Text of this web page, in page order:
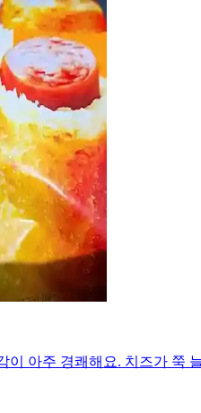
이 아주 경쾌해요. 치즈가 쭉